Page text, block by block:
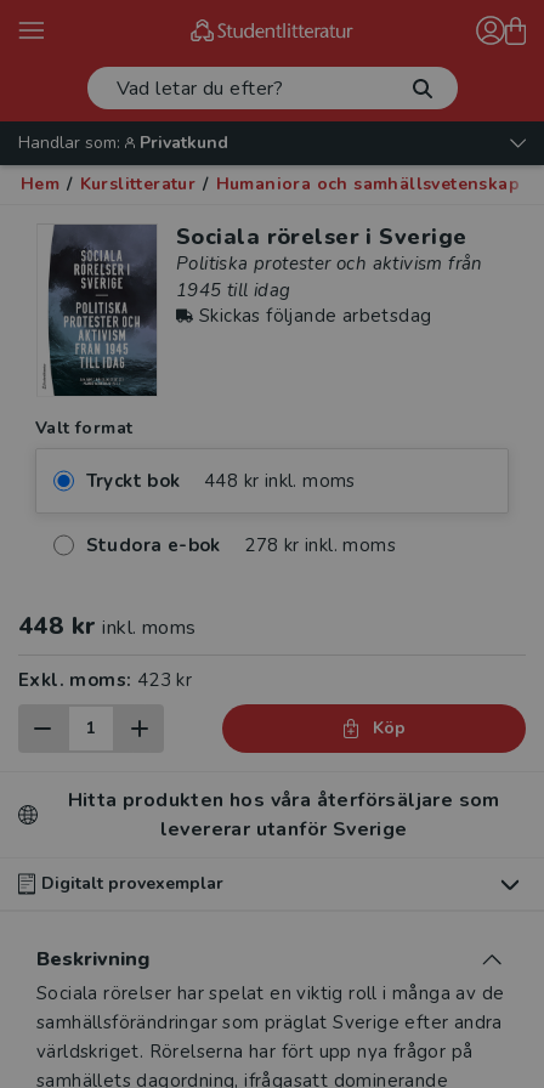
Handlar som:
Privatkund
Hem / Kurslitteratur / Humaniora och samhällsvetenskap
Sociala rörelser i Sverige
Politiska protester och aktivism från
1945 till idag
Skickas följande arbetsdag
Valt format
Tryckt bok 448 kr inkl. moms
Studora e-bok 278 kr inkl. moms
448 kr inkl. moms
Exkl. moms: 423 kr
Köp
Hitta produkten hos våra återförsäljare som
levererar utanför Sverige
Digitalt provexemplar
digitalt provexemplar av den här produkten
Våra digitala provexemplar tillhandahålls via Studora.se
och ger dig tillgång till boken under 180 dagar. Observera
att erbjudandet endast gäller relevanta produkter för din
Beskrivning
Beskrivning
Sociala rörelser har spelat en viktig roll i många av de
samhällsförändringar som präglat Sverige efter andra
världskriget. Rörelserna har fört upp nya frågor på
samhällets dagordning, ifrågasatt dominerande